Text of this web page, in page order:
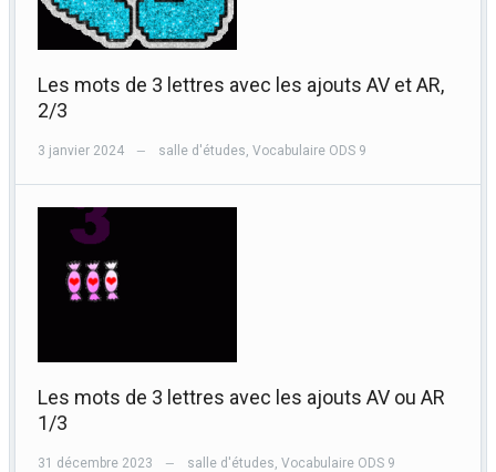
Les mots de 3 lettres avec les ajouts AV et AR,
2/3
3 janvier 2024 — salle d'études,Vocabulaire ODS 9
Les mots de 3 lettres avec les ajouts AV ou AR
1/3
31 décembre 2023 — salle d'études,Vocabulaire ODS 9